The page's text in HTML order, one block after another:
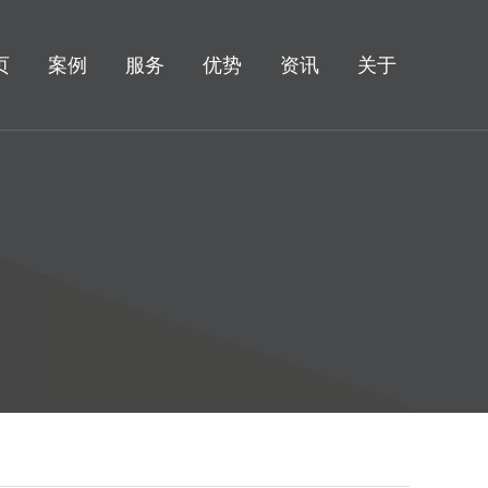
案例 服务 优势 资讯 关于